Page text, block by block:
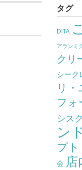
タグ
DITA
アランミ
クリ
シーク
リ・
フォ
シス
ン
プト
会 店